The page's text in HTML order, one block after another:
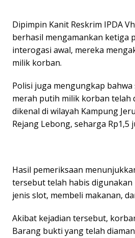
Dipimpin Kanit Reskrim IPDA
berhasil mengamankan ketiga
interogasi awal, mereka
milik korban.
Polisi juga mengungkap
merah putih milik korban telah
dikenal di wilayah Kampung
Rejang Lebong, seharga Rp1,5
Hasil pemeriksaan
tersebut telah habis
jenis slot, membeli makanan,
Akibat kejadian tersebut,
Barang bukti yang telah